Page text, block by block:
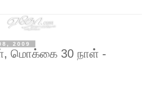
2009
மொக்கை 30 நாள் -